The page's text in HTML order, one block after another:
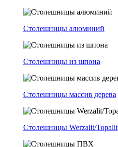
Столешницы алюминий
Столешницы из шпона
Столешницы массив дерева
Столешницы Werzalit/Topalit